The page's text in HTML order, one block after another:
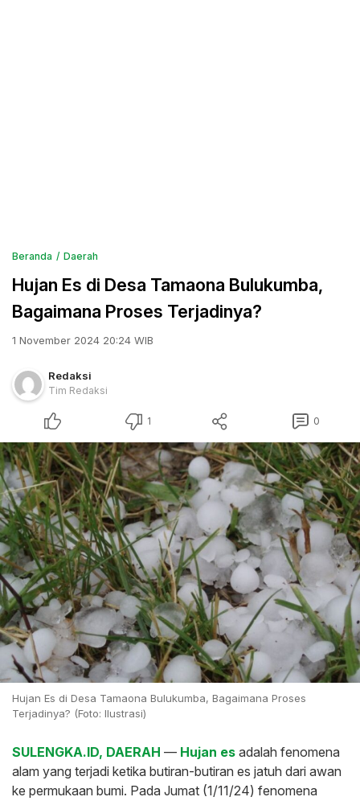
Beranda Daerah
Hujan Es di Desa Tamaona Bulukumba,
Bagaimana Proses Terjadinya?
1 November 2024 20:24 WIB
Redaksi
Tim Redaksi
1 0
Hujan Es di Desa Tamaona Bulukumba, Bagaimana Proses
Terjadinya? (Foto: Ilustrasi)
SULENGKA.ID, DAERAH — Hujan es adalah fenomena
alam yang terjadi ketika butiran-butiran es jatuh dari awan
ke permukaan bumi. Pada Jumat (1/11/24) fenomena